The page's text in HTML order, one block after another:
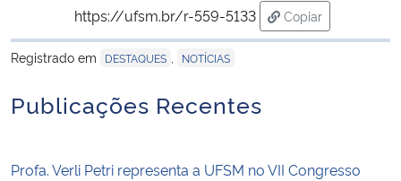
https://ufsm.br/r-559-5133
Copiar
para área de
Registrado em
DESTAQUES NOTÍCIAS
Publicações Recentes
Profa. Verli Petri representa a UFSM no VII Congresso